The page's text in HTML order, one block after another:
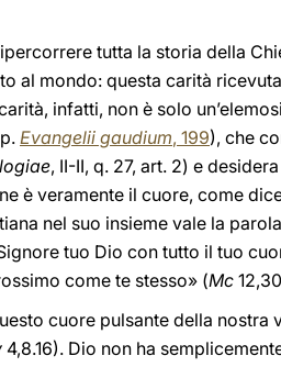
tutta la storia della
al mondo: questa carità
infatti, non è solo
Evangelii gaudium, 199), che
, II-II, q. 27, art. 2) e
è veramente il cuore, come
nel suo insieme vale la
tuo Dio con tutto il tuo
come te stesso» (Mc
cuore pulsante della nostra
4,8.16). Dio non ha